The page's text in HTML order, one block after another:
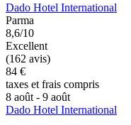
Dado Hotel International
Parma
8,6/10
Excellent
(162 avis)
84 €
taxes et frais compris
8 août - 9 août
Dado Hotel International